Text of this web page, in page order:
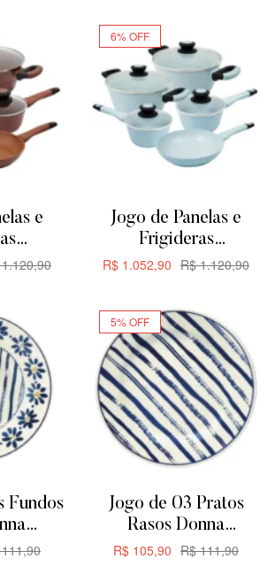
e
de
6% OFF
Jogo de Panelas e
Frigideras
Antiaderente de
R$1.120,90
R$ 1.052,90
Fundos
5% OFF
Jogo de 03 Pratos
Rasos Donna
Margaridas Biona
R$111,90
R$ 105,90